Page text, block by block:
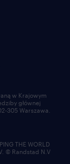
w Krajowym
głównej
305 Warszawa.
THE WORLD
© Randstad N.V